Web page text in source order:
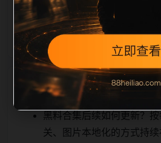
缺图、标题过短、描述为空或正
SEO 检查清单自动修正。
相关问题
黑料合集后续如何更新？
关、图片本地化的方式持续